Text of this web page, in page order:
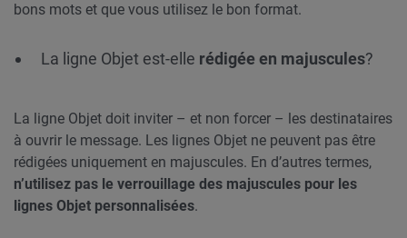
bons mots et que vous utilisez le bon format.
La ligne Objet est-elle rédigée en majuscules?
La ligne Objet doit inviter – et non forcer – les destinataires
à ouvrir le message. Les lignes Objet ne peuvent pas être
rédigées uniquement en majuscules. En d’autres termes,
n’utilisez pas le verrouillage des majuscules pour les
lignes Objet personnalisées.